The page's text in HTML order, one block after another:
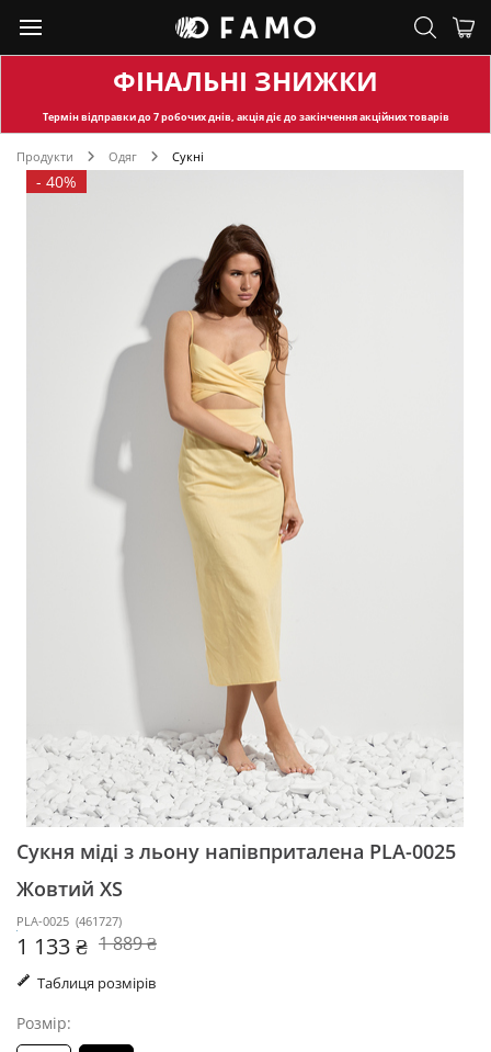
ФІНАЛЬНІ ЗНИЖКИ
Термін відправкидо 7 робочих днів, акція діє до закінчення акційних товарів
Продукти Одяг Сукні
- 40%
Сукня міді з льону напівприталена PLA-0025
Жовтий XS
PLA-0025 (461727)
1 133 ₴ 1 889 ₴
Таблиця розмірів
Розмір: